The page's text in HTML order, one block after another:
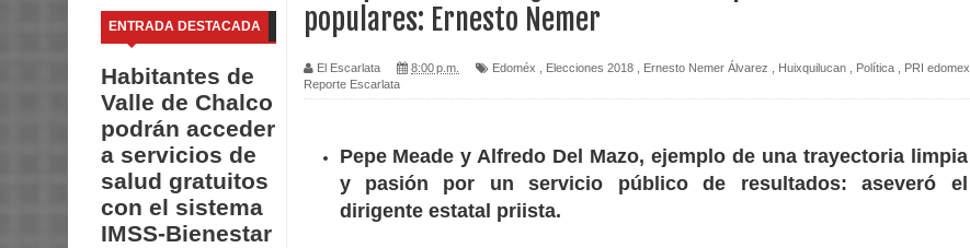
ENTRADA DESTACADA
Habitantes de
Valle de Chalco
podrán acceder
a servicios de
salud gratuitos
con el sistema
IMSS-Bienestar
populares: Ernesto Nemer
El Escarlata 8:00 p.m. Edoméx Elecciones 2018 Ernesto Nemer Álvarez Huixquilucan Política PRI edomex
Reporte Escarlata
Pepe Meade y Alfredo Del Mazo, ejemplo de una trayectoria limpia
y pasión por un servicio público de resultados: aseveró el
dirigente estatal priista.